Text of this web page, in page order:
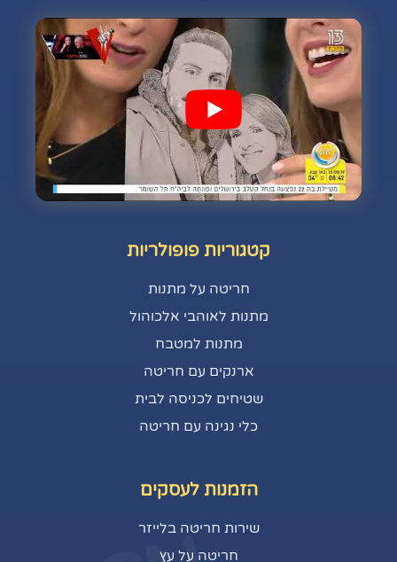
קטגוריות פופולריות
חריטה על מתנות
מתנות לאוהבי אלכוהול
מתנות למטבח
ארנקים עם חריטה
שטיחים לכניסה לבית
כלי נגינה עם חריטה
הזמנות לעסקים
שירות חריטה בלייזר
חריטה על עץ